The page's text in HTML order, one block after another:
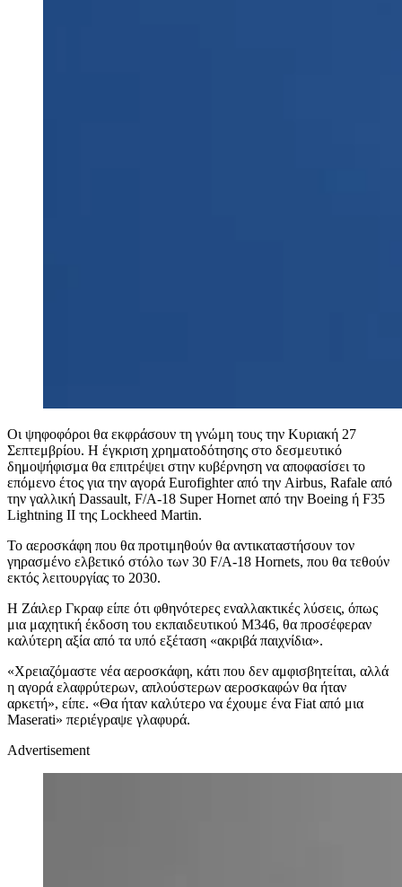
Oι ψηφοφόροι θα εκφράσουν τη γνώμη τους την Κυριακή 27
Σεπτεμβρίου. Η έγκριση χρηματοδότησης στο δεσμευτικό
δημοψήφισμα θα επιτρέψει στην κυβέρνηση να αποφασίσει το
επόμενο έτος για την αγορά Eurofighter από την Airbus, Rafale από
την γαλλική Dassault, F/A-18 Super Hornet από την Boeing ή F35
Lightning II της Lockheed Martin.
Το αεροσκάφη που θα προτιμηθούν θα αντικαταστήσουν τον
γηρασμένο ελβετικό στόλο των 30 F/A-18 Hornets, που θα τεθούν
εκτός λειτουργίας το 2030.
Η Ζάιλερ Γκραφ είπε ότι φθηνότερες εναλλακτικές λύσεις, όπως
μια μαχητική έκδοση του εκπαιδευτικού M346, θα προσέφεραν
καλύτερη αξία από τα υπό εξέταση «ακριβά παιχνίδια».
«Χρειαζόμαστε νέα αεροσκάφη, κάτι που δεν αμφισβητείται, αλλά
η αγορά ελαφρύτερων, απλούστερων αεροσκαφών θα ήταν
αρκετή», είπε. «Θα ήταν καλύτερο να έχουμε ένα Fiat από μια
Maserati» περιέγραψε γλαφυρά.
Advertisement